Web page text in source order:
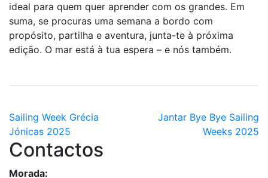
ideal para quem quer aprender com os grandes. Em
suma, se procuras uma semana a bordo com
propósito, partilha e aventura, junta-te à próxima
edição. O mar está à tua espera – e nós também.
Sailing Week Grécia
Jónicas 2025
Jantar Bye Bye Sailing
Weeks 2025
Contactos
Morada: